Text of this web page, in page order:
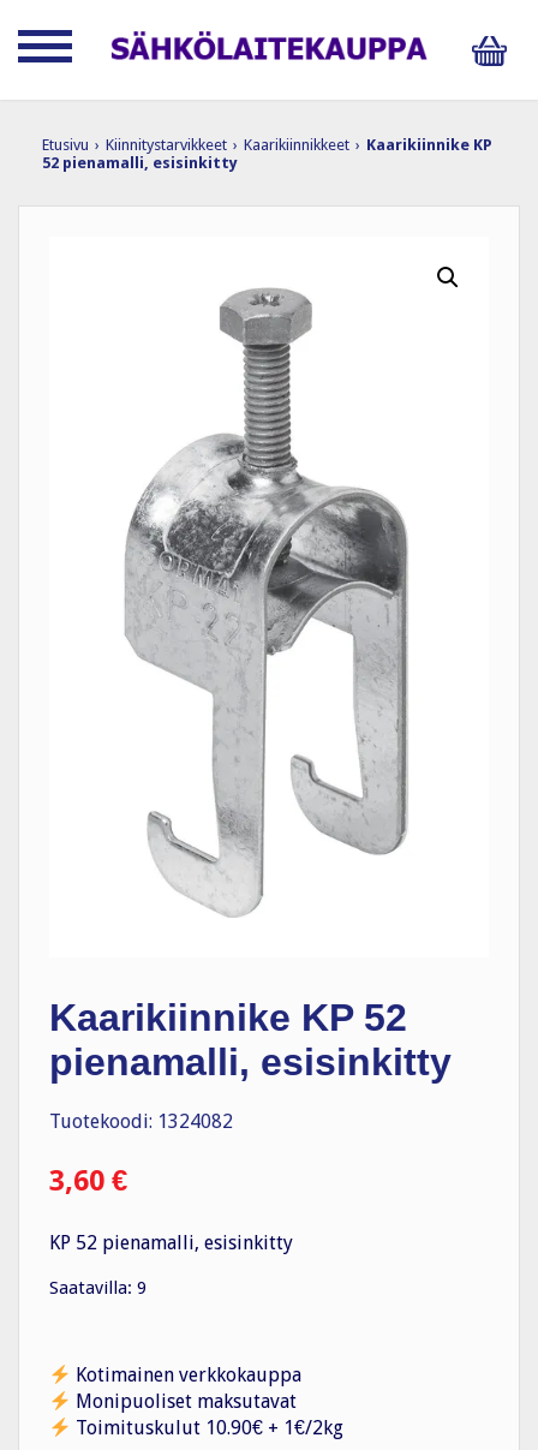
Etusivu › Kiinnitystarvikkeet › Kaarikiinnikkeet › Kaarikiinnike KP
52 pienamalli, esisinkitty
Kaarikiinnike KP 52
pienamalli, esisinkitty
Tuotekoodi: 1324082
3,60 €
KP 52 pienamalli, esisinkitty
Saatavilla: 9
Kotimainen verkkokauppa
Monipuoliset maksutavat
Toimituskulut 10.90€ + 1€/2kg